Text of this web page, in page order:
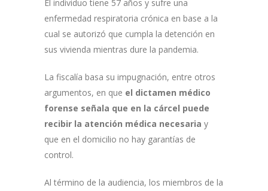
El individuo tiene 57 años y sufre una
enfermedad respiratoria crónica en base a la
cual se autorizó que cumpla la detención en
sus vivienda mientras dure la pandemia.
La fiscalía basa su impugnación, entre otros
argumentos, en que el dictamen médico
forense señala que en la cárcel puede
recibir la atención médica necesaria y
que en el domicilio no hay garantías de
control.
Al término de la audiencia, los miembros de la